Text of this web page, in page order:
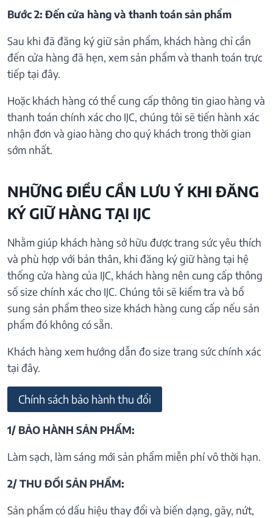
Bước 2: Đến cửa hàng và thanh toán sản phẩm
Sau khi đã đăng ký giữ sản phẩm, khách hàng chỉ cần
đến cửa hàng đã hẹn, xem sản phẩm và thanh toán trực
tiếp tại đây.
Hoặc khách hàng có thể cung cấp thông tin giao hàng và
thanh toán chính xác cho IJC, chúng tôi sẽ tiến hành xác
nhận đơn và giao hàng cho quý khách trong thời gian
sớm nhất.
NHỮNG ĐIỀU CẦN LƯU Ý KHI ĐĂNG
KÝ GIỮ HÀNG TẠI IJC
Nhằm giúp khách hàng sở hữu được trang sức yêu thích
và phù hợp với bản thân, khi đăng ký giữ hàng tại hệ
thống cửa hàng của IJC, khách hàng nên cung cấp thông
số size chính xác cho IJC. Chúng tôi sẽ kiểm tra và bổ
sung sản phẩm theo size khách hàng cung cấp nếu sản
phẩm đó không có sẵn.
Khách hàng xem hướng dẫn đo size trang sức chính xác
tại đây.
Chính sách bảo hành thu đổi
1/ BẢO HÀNH SẢN PHẨM:
Làm sạch, làm sáng mới sản phẩm miễn phí vô thời hạn.
2/ THU ĐỔI SẢN PHẨM:
Sản phẩm có dấu hiệu thay đổi và biến dạng, gãy, nứt,